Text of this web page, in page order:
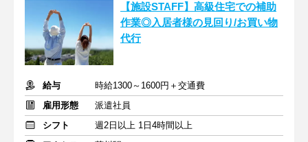
【施設STAFF】高級住宅での補助
作業◎入居者様の見回り/お買い物
代行
給与
時給1300～1600円＋交通費
雇用形態
派遣社員
シフト
週2日以上 1日4時間以上